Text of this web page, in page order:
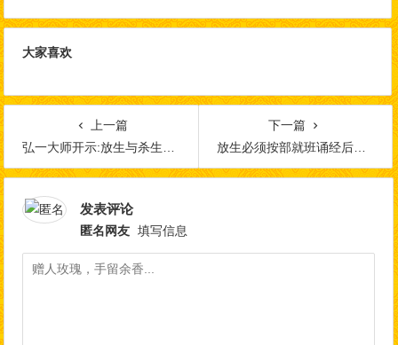
大家喜欢
上一篇
弘一大师开示:放生与杀生之果报
下一篇
放生必须按部就班诵经后才能放吗？
发表评论
匿名网友 填写信息